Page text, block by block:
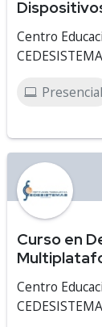
Centro
Presencial
Curso en
Centro